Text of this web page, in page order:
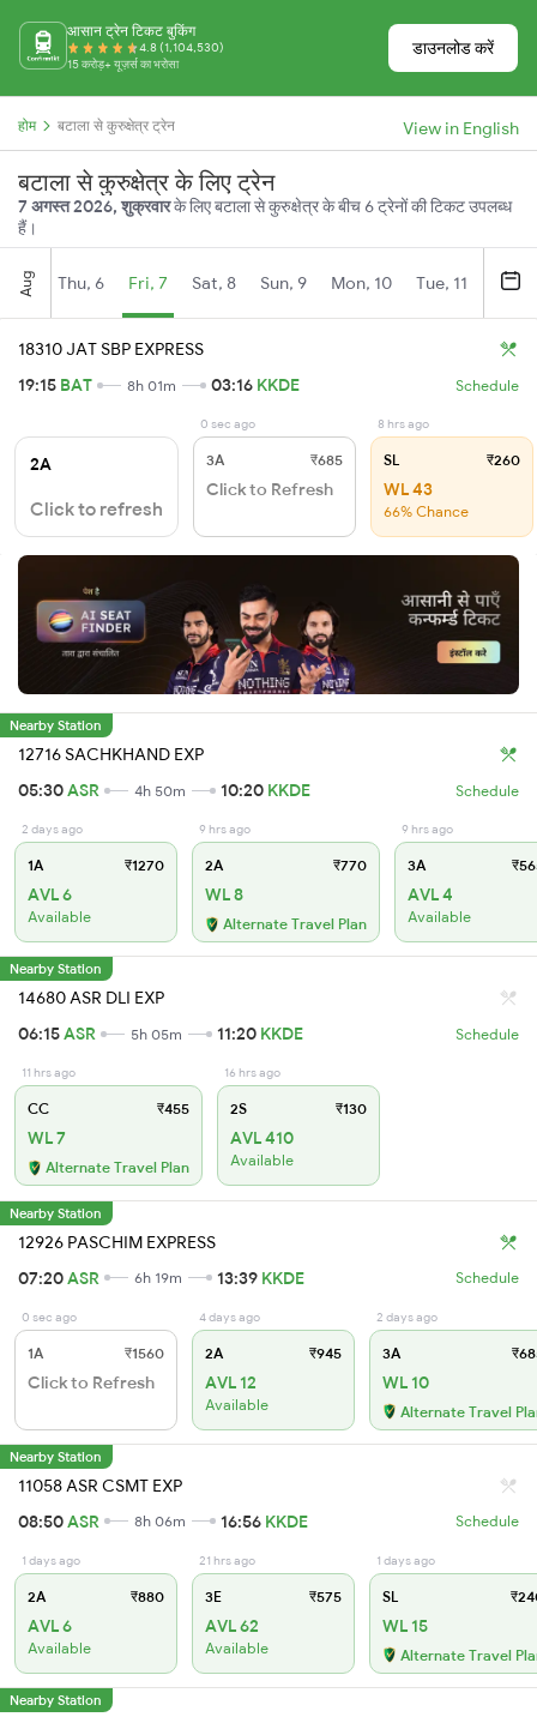
आसान ट्रेन टिकट बुकिंग
4.8 (1,104,530)
15 करोड़+ यूज़र्स का भरोसा
डाउनलोड करें
होम बटाला से कुरुक्षेत्र ट्रेन View in English
बटाला से कुरुक्षेत्र के लिए ट्रेन
7 अगस्त 2026, शुक्रवारके लिए बटाला से कुरुक्षेत्र के बीच 6 ट्रेनों की टिकट उपलब्ध
हैं।
Aug Thu, 6 Fri, 7 Sat, 8 Sun, 9 Mon, 10 Tue, 11
18310 JAT SBP EXPRESS
19:15 BAT 8h 01m 03:16 KKDE Schedule
2A
Click to refresh
0 sec ago
3A ₹685
Click to Refresh
8 hrs ago
SL ₹260
WL 43
66% Chance
Nearby Station
12716 SACHKHAND EXP
05:30ASR 4h 50m 10:20 KKDE Schedule
2 days ago
1A ₹1270
AVL 6
Available
9 hrs ago
2A ₹770
WL 8
Alternate Travel Plan
9 hrs ago
3A
AVL 4
Available
Nearby Station
14680 ASR DLI EXP
06:15ASR 5h 05m 11:20 KKDE Schedule
11 hrs ago
CC ₹455
WL 7
Alternate Travel Plan
16 hrs ago
2S ₹130
AVL 410
Available
Nearby Station
12926 PASCHIM EXPRESS
07:20ASR 6h 19m 13:39 KKDE Schedule
0 sec ago
1A ₹1560
Click to Refresh
4 days ago
2A ₹945
AVL 12
Available
2 days ago
3A
WL 10
Alternate Travel
Nearby Station
11058 ASR CSMT EXP
08:50ASR 8h 06m 16:56 KKDE Schedule
1 days ago
2A ₹880
AVL 6
Available
21 hrs ago
3E ₹575
AVL 62
Available
1 days ago
SL
WL 15
Alternate Travel
Nearby Station